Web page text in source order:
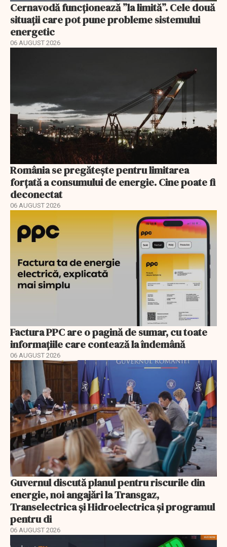
Cernavodă funcționează ”la limită”. Cele două
situații care pot pune probleme sistemului
energetic
06 AUGUST 2026
România se pregătește pentru limitarea
forțată a consumului de energie. Cine poate fi
deconectat
06 AUGUST 2026
Factura PPC are o pagină de sumar, cu toate
informațiile care contează la îndemână
06 AUGUST 2026
Guvernul discută planul pentru riscurile din
energie, noi angajări la Transgaz,
Transelectrica și Hidroelectrica și programul
pentru di
06 AUGUST 2026